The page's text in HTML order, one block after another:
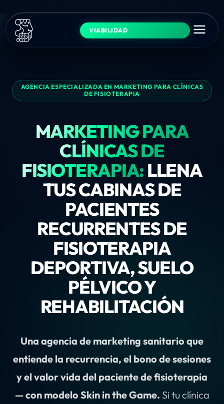
VIABILIDAD
AGENCIA ESPECIALIZADA EN MARKETING PARA CLÍNICAS
DE FISIOTERAPIA
MARKETING PARA
CLÍNICAS DE
FISIOTERAPIA: LLENA
TUS CABINAS DE
PACIENTES
RECURRENTES DE
FISIOTERAPIA
DEPORTIVA, SUELO
PÉLVICO Y
REHABILITACIÓN
Una agencia de marketing sanitario que
entiende la recurrencia, el bono de sesiones
y el valor vida del paciente de fisioterapia
— con modelo Skin in the Game. Si tu clínica